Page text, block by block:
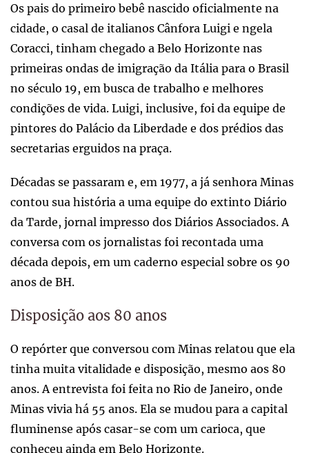
Os pais do primeiro bebê nascido oficialmente na
cidade, o casal de italianos Cânfora Luigi e ngela
Coracci, tinham chegado a Belo Horizonte nas
primeiras ondas de imigração da Itália para o Brasil
no século 19, em busca de trabalho e melhores
condições de vida. Luigi, inclusive, foi da equipe de
pintores do Palácio da Liberdade e dos prédios das
secretarias erguidos na praça.
Décadas se passaram e, em 1977, a já senhora Minas
contou sua história a uma equipe do extinto Diário
da Tarde, jornal impresso dos Diários Associados. A
conversa com os jornalistas foi recontada uma
década depois, em um caderno especial sobre os 90
anos de BH.
Disposição aos 80 anos
O repórter que conversou com Minas relatou que ela
tinha muita vitalidade e disposição, mesmo aos 80
anos. A entrevista foi feita no Rio de Janeiro, onde
Minas vivia há 55 anos. Ela se mudou para a capital
fluminense após casar-se com um carioca, que
conheceu ainda em Belo Horizonte.